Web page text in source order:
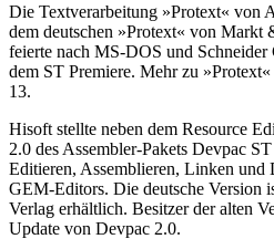
Die Textverarbeitung »Protext« von
dem deutschen »Protext« von Markt
feierte nach MS-DOS und
dem ST Premiere. Mehr zu
13.
Hisoft stellte neben dem Resource
2.0 des Assembler-Pakets Devpac
Editieren, Assemblieren, Linken und
GEM-Editors. Die deutsche Version
Verlag erhältlich. Besitzer der alten
Update von Devpac 2.0.